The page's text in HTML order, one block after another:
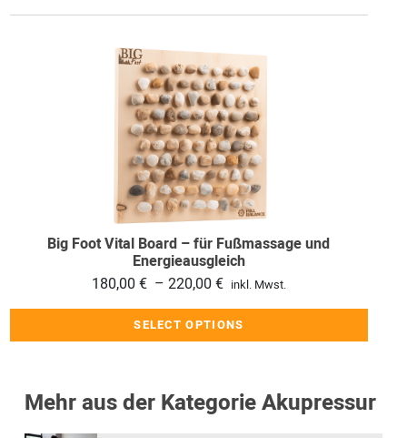
Big Foot Vital Board – für Fußmassage und
Energieausgleich
180,00€ – 220,00€ Preisspanne:
180,00 €
bis
inkl. Mwst.
SELECT OPTIONS
können
Produktseite
Mehr aus der Kategorie Akupressur